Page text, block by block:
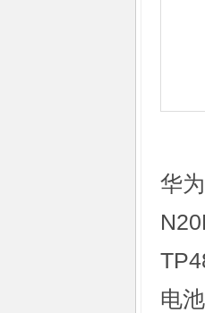
华
电